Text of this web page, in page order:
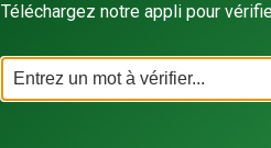
Téléchargez notre appli pour